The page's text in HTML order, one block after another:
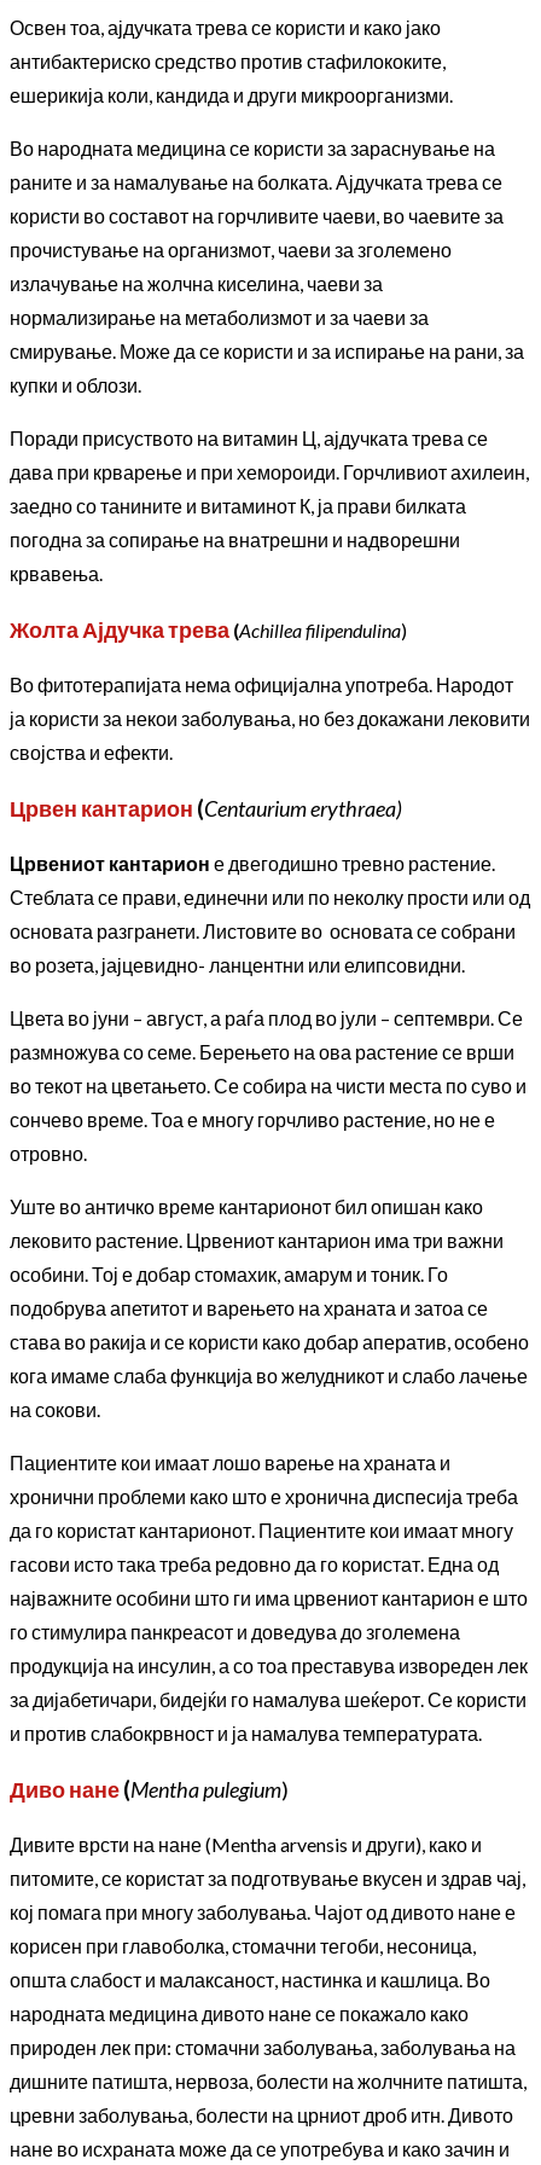
Освен тоа, ајдучката трева се користи и како јако
антибактериско средство против стафилококите,
ешерикија коли, кандида и други микроорганизми.
Во народната медицина се користи за зараснување на
раните и за намалување на болката. Ајдучката трева се
користи во составот на горчливите чаеви, во чаевите за
прочистување на организмот, чаеви за зголемено
излачување на жолчна киселина, чаеви за
нормализирање на метаболизмот и за чаеви за
смирување. Може да се користи и за испирање на рани, за
купки и облози.
Поради присуството на витамин Ц, ајдучката трева се
дава при крварење и при хемороиди . Горчливиот ахилеин,
заедно со танините и витаминот К, ја прави билката
погодна за сопирање на внатрешни и надворешни
крвавења.
Жолта Ајдучка трева (Achillea filipendulina)
Во фитотерапијата нема официјална употреба. Народот
ја користи за некои заболувања, но без докажани лековити
својства и ефекти.
Црвен кантарион (Centaurium erythraea)
Црвениот кантарион е двегодишно тревно растение.
Стеблата се прави, единечни или по неколку прости или од
основата разгранети. Листовите во основата се собрани
во розета, јајцевидно- ланцентни или елипсовидни.
Цвета во јуни – август, а раѓа плод во јули – септември. Се
размножува со семе. Берењето на ова растение се врши
во текот на цветањето. Се собира на чисти места по суво и
сончево време. Тоа е многу горчливо растение, но не е
отровно.
Уште во античко време кантарионот бил опишан како
лековито растение. Црвениот кантарион има три важни
особини. Тој е добар стомахик, амарум и тоник. Го
подобрува апетитот и варењето на храната и затоа се
става во ракија и се користи како добар аператив, особено
кога имаме слаба функција во желудникот и слабо лачење
на сокови.
Пациентите кои имаат лошо варење на храната и
хронични проблеми како што е хронична диспесија треба
да го користат кантарионот. Пациентите кои имаат многу
гасови исто така треба редовно да го користат. Една од
најважните особини што ги има црвениот кантарион е што
го стимулира панкреасот и доведува до зголемена
продукција на инсулин, а со тоа преставува извореден лек
за дијабетичари, бидејќи го намалува шеќерот. Се користи
и против слабокрвност и ја намалува температурата.
Диво нане(Mentha pulegium)
Дивите врсти на нане (Mentha arvensis и други), како и
питомите, се користат за подготвување вкусен и здрав чај,
кој помага при многу заболувања. Чајот од дивото нане е
корисен при главоболка, стомачни тегоби, несоница,
општа слабост и малаксаност, настинка и кашлица. Во
народната медицина дивото нане се покажало како
природен лек при: стомачни заболувања, заболувања на
дишните патишта, нервоза, болести на жолчните патишта,
цревни заболувања, болести на црниот дроб итн. Дивото
нане во исхраната може да се употребува и како зачин и